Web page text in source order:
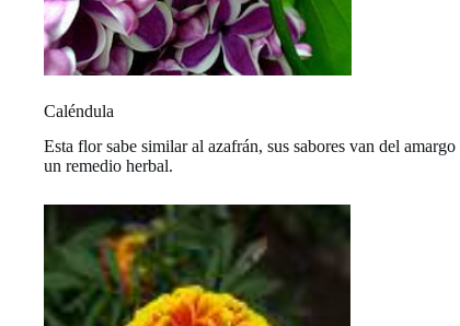
Caléndula
Esta flor sabe similar al azafrán, sus sabores van del
un remedio herbal.